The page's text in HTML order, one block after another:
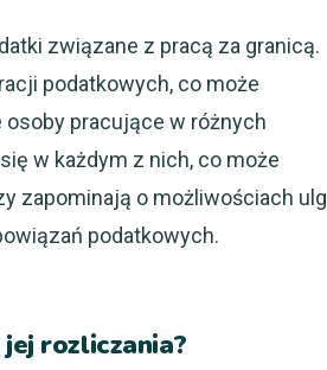
związane z pracą za granicą.
podatkowych, co może
osoby pracujące w różnych
w każdym z nich, co może
zapominają o możliwościach ulg
podatkowych.
rozliczania?